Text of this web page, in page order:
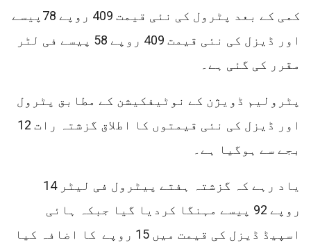
کمی کے بعد پٹرول کی نئی قیمت 409 روپے 78پیسے
اور ڈیزل کی نئی قیمت 409 روپے 58 پیسے فی لٹر
مقرر کی گئی ہے۔
پٹرولیم ڈویژن کے نوٹیفکیشن کے مطابق پٹرول
اور ڈیزل کی نئی قیمتوں کا اطلاق گزشتہ رات 12
بجے سے ہوگیا ہے۔
یاد رہے کہ گزشتہ ہفتے پیٹرول فی لیٹر 14
روپے 92 پیسے مہنگا کردیا گیا جبکہ ہائی
اسپیڈ ڈیزل کی قیمت میں 15 روپے کا اضافہ کیا